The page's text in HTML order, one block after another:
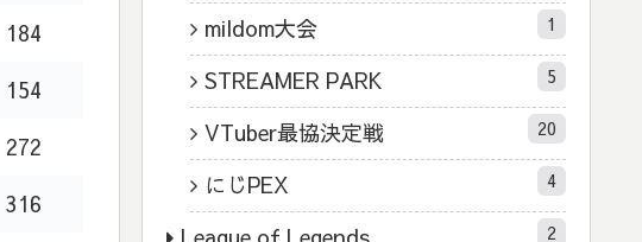
184
154
272
316
mildom大会 1
STREAMER PARK 5
VTuber最協決定戦 20
にじPEX 4
2